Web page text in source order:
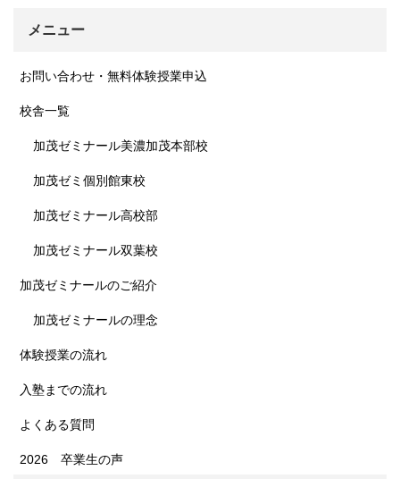
メニュー
お問い合わせ・無料体験授業申込
校舎一覧
加茂ゼミナール美濃加茂本部校
加茂ゼミ個別館東校
加茂ゼミナール高校部
加茂ゼミナール双葉校
加茂ゼミナールのご紹介
加茂ゼミナールの理念
体験授業の流れ
入塾までの流れ
よくある質問
2026 卒業生の声